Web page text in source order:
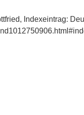
Indexeintrag: